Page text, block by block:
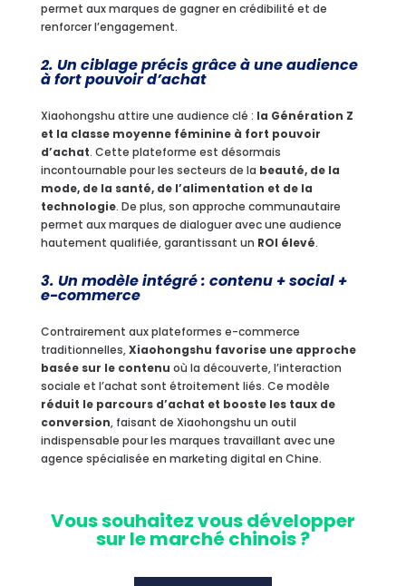
permet aux marques de gagner en crédibilité et de
renforcer l’engagement.
2. Un ciblage précis grâce à une audience
à fort pouvoir d’achat
Xiaohongshu attire une audience clé : la Génération Z
et la classe moyenne féminine à fort pouvoir
d’achat. Cette plateforme est désormais
incontournable pour les secteurs de la beauté, de la
mode, de la santé, de l’alimentation et de la
technologie. De plus, son approche communautaire
permet aux marques de dialoguer avec une audience
hautement qualifiée, garantissant un ROI élevé.
3. Un modèle intégré : contenu + social +
e-commerce
Contrairement aux plateformes e-commerce
traditionnelles,Xiaohongshu favorise une approche
basée sur le contenu où la découverte, l’interaction
sociale et l’achat sont étroitement liés. Ce modèle
réduit le parcours d’achat et booste les taux de
conversion, faisant de Xiaohongshu un outil
indispensable pour les marques travaillant avec une
agence spécialisée en marketing digital en Chine.
Vous souhaitez vous développer
sur le marché chinois ?